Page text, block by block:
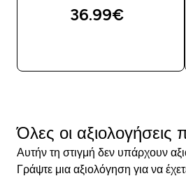
36.99€‎
Όλες οι αξιολογήσεις
Αυτήν τη στιγμή δεν υπάρχουν
Γράψτε μια αξιολόγηση για να